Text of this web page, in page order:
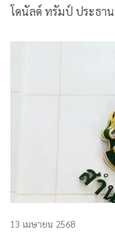
โดนัลด์ ทรัมป์ ประธาน
13 เมษายน 2568